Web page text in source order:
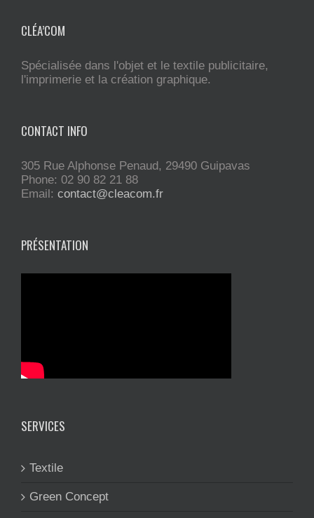
CLÉA’COM
Spécialisée dans l'objet et le textile publicitaire,
l'imprimerie et la création graphique.
CONTACT INFO
305 Rue Alphonse Penaud, 29490 Guipavas
Phone: 02 90 82 21 88
Email: contact@cleacom.fr
PRÉSENTATION
SERVICES
Textile
Green Concept